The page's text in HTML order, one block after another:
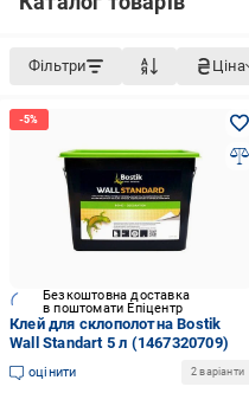
Фільтри Ціна
Безкоштовна доставка
в поштомати Епіцентр
Клей для склополотна Bostik
Wall Standart 5 л (1467320709)
оцінити 2 варіанти